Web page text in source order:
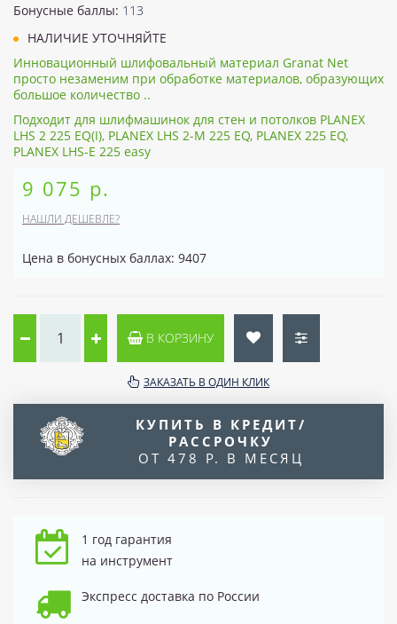
Бонусные баллы: 113
НАЛИЧИЕ УТОЧНЯЙТЕ
Инновационный шлифовальный материал Granat Net
просто незаменим при обработке материалов, образующих
большое количество ..
Подходит для шлифмашинок для стен и потолков PLANEX
LHS 2 225 EQ(I), PLANEX LHS 2-M 225 EQ, PLANEX 225 EQ,
PLANEX LHS-E 225 easy
9 075 р.
НАШЛИ ДЕШЕВЛЕ?
Цена в бонусных баллах: 9407
В КОРЗИНУ
ЗАКАЗАТЬ В ОДИН КЛИК
КУПИТЬ В КРЕДИТ/
РАССРОЧКУ
ОТ 478 Р. В МЕСЯЦ
1 год гарантия
на инструмент
Экспресс доставка по России